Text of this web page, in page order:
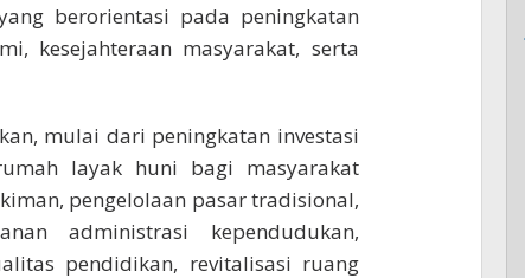
berorientasi pada peningkatan
kesejahteraan masyarakat, serta
mulai dari peningkatan investasi
layak huni bagi masyarakat
pengelolaan pasar tradisional,
administrasi kependudukan,
pendidikan, revitalisasi ruang